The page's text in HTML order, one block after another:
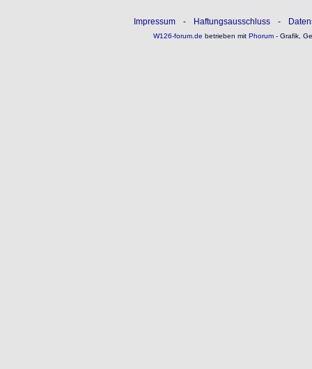
Impressum - Haftungsausschluss -
W126-forum.de betrieben mitPhorum- Grafik,